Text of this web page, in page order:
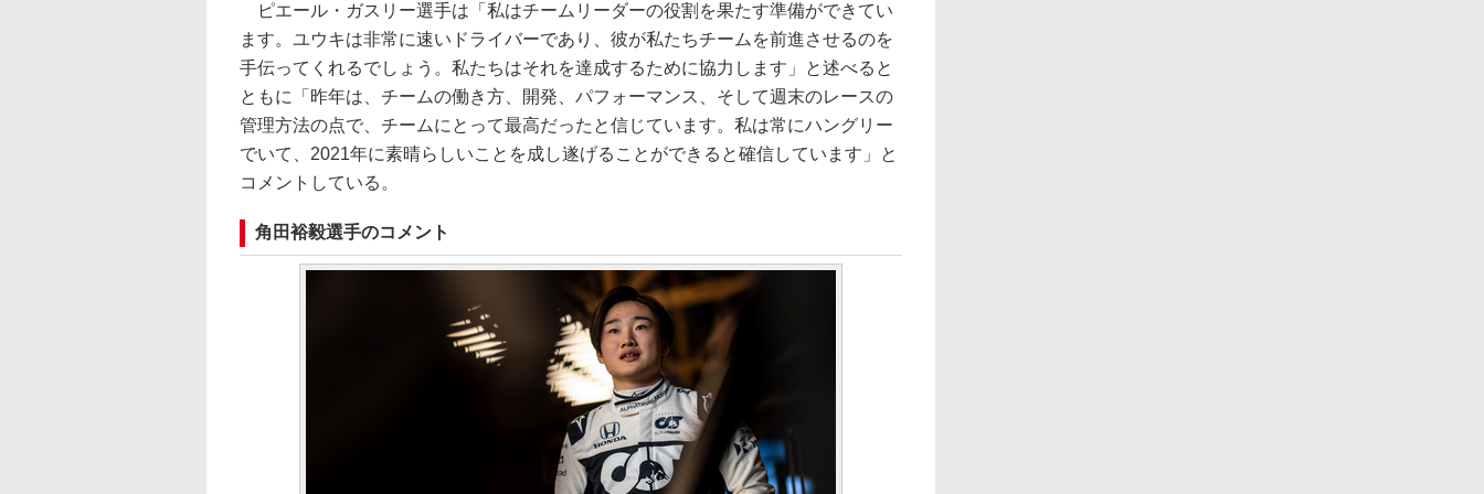
ピエール・ガスリー選手は「私はチームリーダーの役割を果たす準備ができてい
ます。ユウキは非常に速いドライバーであり、彼が私たちチームを前進させるのを
手伝ってくれるでしょう。私たちはそれを達成するために協力します」と述べると
ともに「昨年は、チームの働き方、開発、パフォーマンス、そして週末のレースの
管理方法の点で、チームにとって最高だったと信じています。私は常にハングリー
でいて、2021年に素晴らしいことを成し遂げることができると確信しています」と
コメントしている。
角田裕毅選手のコメント